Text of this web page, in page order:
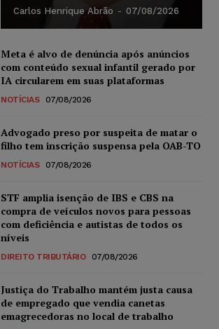
Carlos Henrique Abrão - 07/08/2026
Meta é alvo de denúncia após anúncios
com conteúdo sexual infantil gerado por
IA circularem em suas plataformas
NOTÍCIAS 07/08/2026
Advogado preso por suspeita de matar o
filho tem inscrição suspensa pela OAB-TO
NOTÍCIAS 07/08/2026
STF amplia isenção de IBS e CBS na
compra de veículos novos para pessoas
com deficiência e autistas de todos os
níveis
DIREITO TRIBUTÁRIO 07/08/2026
Justiça do Trabalho mantém justa causa
de empregado que vendia canetas
emagrecedoras no local de trabalho